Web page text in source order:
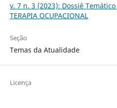
v. 7 n. 3 (2023): Dossiê Temático
TERAPIA OCUPACIONAL
Seção
Temas da Atualidade
Licença